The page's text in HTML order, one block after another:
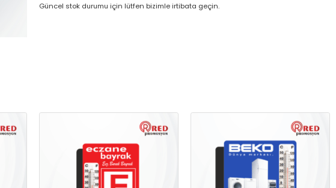
Güncel stok durumu için lütfen bizimle irtibata geçin.